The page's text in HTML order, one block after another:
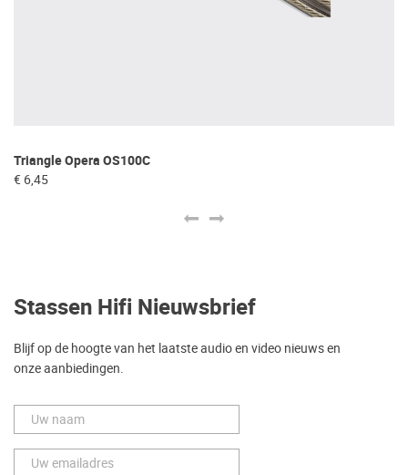
Triangle Opera OS100C
€ 6,45
Stassen Hifi Nieuwsbrief
Blijf op de hoogte van het laatste audio en video nieuws en
onze aanbiedingen.